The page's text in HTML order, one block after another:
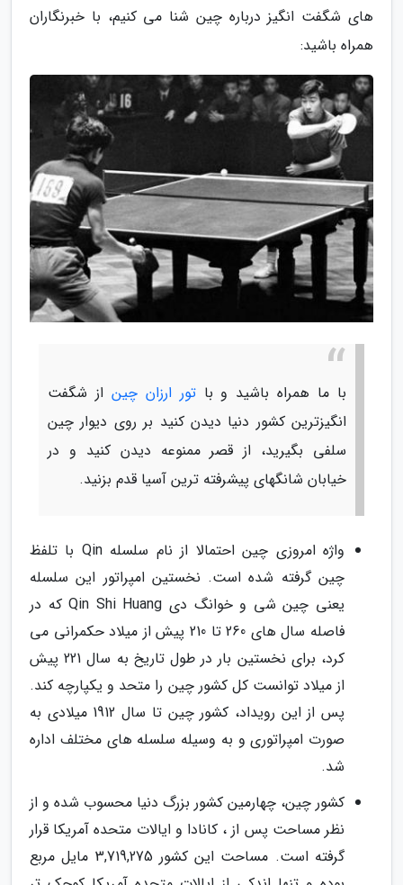
های شگفت انگیز درباره چین شنا می کنیم، با خبرنگاران
همراه باشید:
با ما همراه باشید و باتور ارزان چین از شگفت
انگیزترین کشور دنیا دیدن کنید بر روی دیوار چین
سلفی بگیرید، از قصر ممنوعه دیدن کنید و در
خیابان شانگهای پیشرفته ترین آسیا قدم بزنید.
واژه امروزی چین احتمالا از نام سلسله Qin با تلفظ
چین گرفته شده است. نخستین امپراتور این سلسله
یعنی چین شی و خوانگ دی Qin Shi Huang که در
فاصله سال های 260 تا 210 پیش از میلاد حکمرانی می
کرد، برای نخستین بار در طول تاریخ به سال 221 پیش
از میلاد توانست کل کشور چین را متحد و یکپارچه کند.
پس از این رویداد، کشور چین تا سال 1912 میلادی به
صورت امپراتوری و به وسیله سلسله های مختلف اداره
شد.
کشور چین، چهارمین کشور بزرگ دنیا محسوب شده و از
نظر مساحت پس از ، کانادا و ایالات متحده آمریکا قرار
گرفته است. مساحت این کشور 3,719,275 مایل مربع